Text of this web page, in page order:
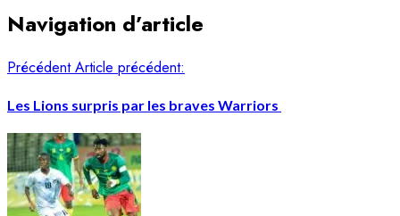
Navigation d’article
Précédent Article précédent:
Les Lions surpris par les braves Warriors